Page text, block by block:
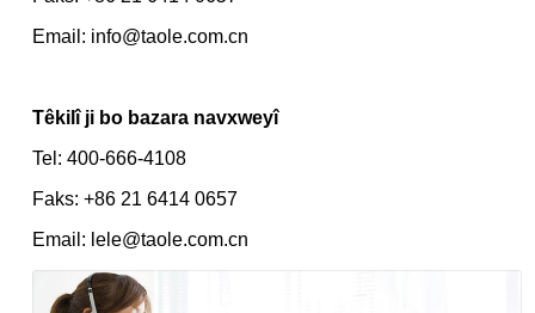
Email: info@taole.com.cn
Têkilî ji bo bazara navxweyî
Tel: 400-666-4108
Faks: +86 21 6414 0657
Email: lele@taole.com.cn